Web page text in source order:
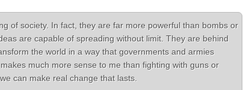
of society. In fact, they are far more powerful than bombs or
are capable of spreading without limit. They are behind
the world in a way that governments and armies
much more sense to me than fighting with guns or
can make real change that lasts.